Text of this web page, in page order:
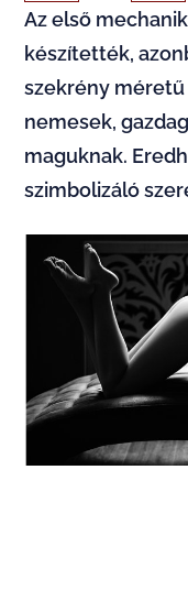
Az első
készítették,
szekrény
nemesek,
maguknak.
szimbolizáló